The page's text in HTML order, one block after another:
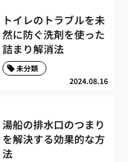
トイレのトラブルを未
然に防ぐ洗剤を使った
詰まり解消法
2024.08.16
未分類
湯船の排水口のつまり
を解決する効果的な方
法